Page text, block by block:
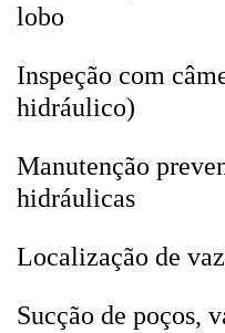
lobo
Inspeção com
hidráulico)
Manutenção
hidráulicas
Localização de
Sucção de poços,